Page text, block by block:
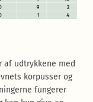
af udtrykkene med
korpusser og
fungerer